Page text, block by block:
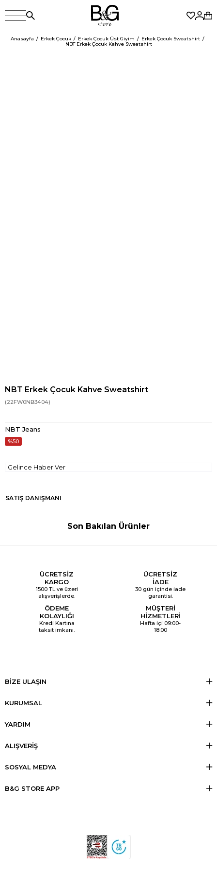
Anasayfa Erkek Çocuk Erkek Çocuk Üst Giyim
Erkek Çocuk Sweatshirt
NBT Erkek Çocuk Kahve Sweatshirt
NBT Erkek Çocuk Kahve Sweatshirt
(22FW0NB3404)
NBT Jeans
50
Gelince Haber Ver
SATIŞ DANIŞMANI
Son Bakılan Ürünler
ÜCRETSİZ
KARGO
1500 TL ve üzeri
alışverişlerde.
ÜCRETSİZ
İADE
30 gün içinde iade
garantisi.
ÖDEME
KOLAYLIĞI
Kredi Kartına
taksit imkanı.
MÜŞTERİ
HİZMETLERİ
Hafta içi 09:00-
18:00
BİZE ULAŞIN
KURUMSAL
YARDIM
ALIŞVERİŞ
SOSYAL MEDYA
B&G STORE APP